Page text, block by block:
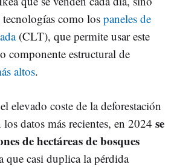
como lospaneles de
(CLT), que permite usar este
componente estructural de
altos.
elevado coste de la deforestación
datos más recientes, en 2024 se
de hectáreas de bosques
que casi duplica la pérdida